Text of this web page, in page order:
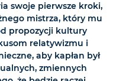
swoje pierwsze kroki,
mistrza, który mu
propozycji kultury
relatywizmu i
aby kapłan był
zmiennych